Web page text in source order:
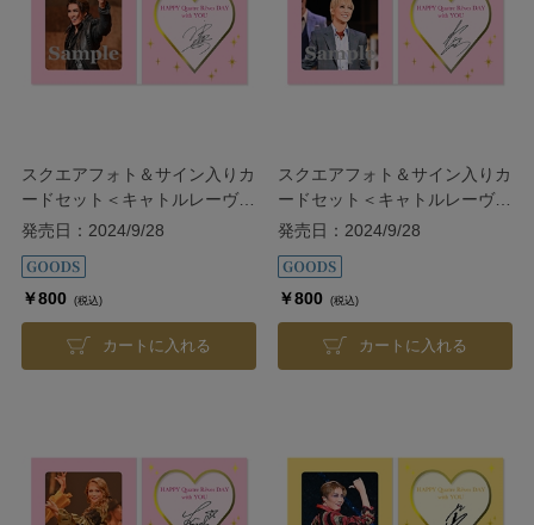
スクエアフォト＆サイン入りカ
ードセット＜キャトルレーヴ
30th＞／永久輝せあ
発売日：2024/9/28
￥800 (税込)
カートに入れる
スクエアフォト＆サイン入りカ
ードセット＜キャトルレーヴ
30th＞／聖乃あすか
発売日：2024/9/28
￥800 (税込)
カートに入れる